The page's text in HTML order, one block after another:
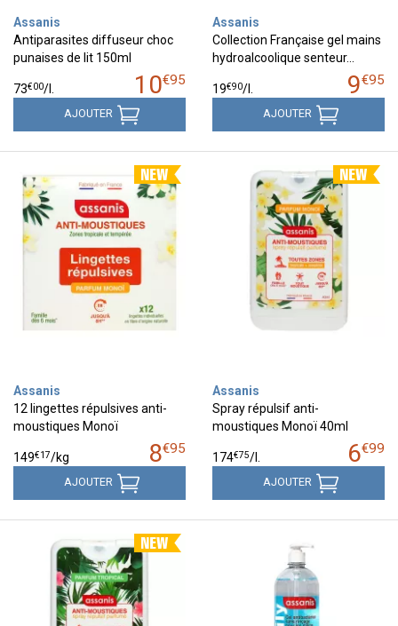
Assanis
Antiparasites diffuseur choc
punaises de lit 150ml
10€95
73€00/l.
AJOUTER
Assanis
Collection Française gel mains
hydroalcoolique senteur…
9€95
19€90/l.
AJOUTER
Assanis
12 lingettes répulsives anti-
moustiques Monoï
8€95
149€17/kg
AJOUTER
Assanis
Spray répulsif anti-
moustiques Monoï 40ml
6€99
174€75/l.
AJOUTER